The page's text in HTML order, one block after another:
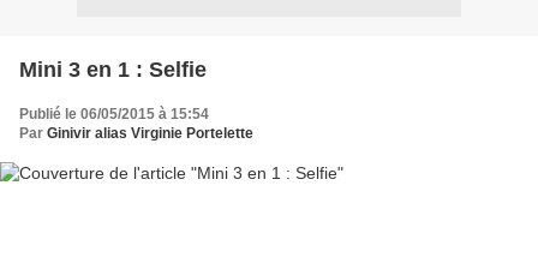
Mini 3 en 1 : Selfie
Publié le 06/05/2015 à 15:54
Par Ginivir alias Virginie Portelette